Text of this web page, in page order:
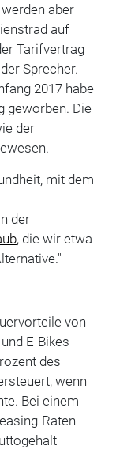
aber
auf
Tarifvertrag
Sprecher.
2017 habe
geworben. Die
der
mit dem
der
, die wir etwa
von
E-Bikes
des
wenn
Bei einem
Raten